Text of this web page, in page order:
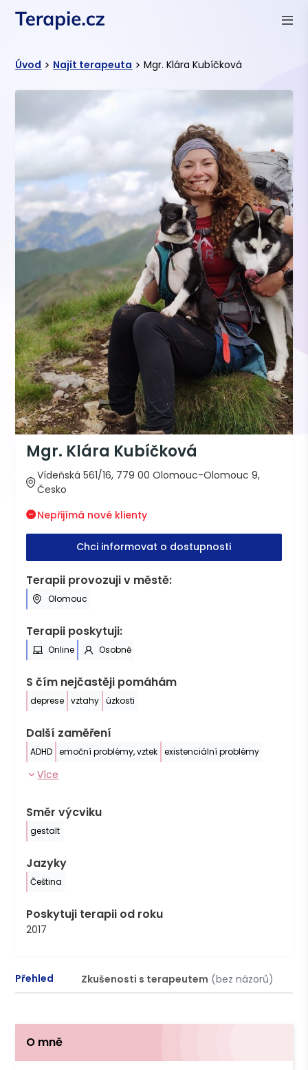
Úvod > Najít terapeuta > Mgr. Klára Kubíčková
Mgr. Klára Kubíčková
Vídeňská 561/16, 779 00 Olomouc-Olomouc 9,
Česko
Nepřijímá nové klienty
Chci informovat o dostupnosti
Terapii provozuji v městě:
Olomouc
Terapii poskytuji:
Online Osobně
S čím nejčastěji pomáhám
deprese vztahy úzkosti
Další zaměření
ADHD emoční problémy, vztek existenciální problémy
Více
Směr výcviku
gestalt
Jazyky
Čeština
Poskytuji terapii od roku
2017
Přehled Zkušenosti s terapeutem (bez názorů)
O mně